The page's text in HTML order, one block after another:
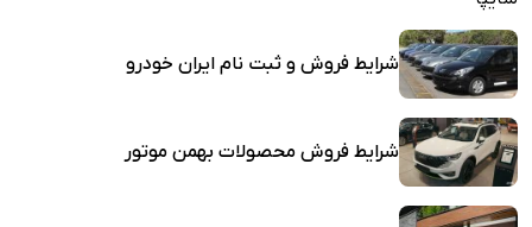
شرایط فروش و ثبت نام ایران خودرو
شرایط فروش محصولات بهمن موتور